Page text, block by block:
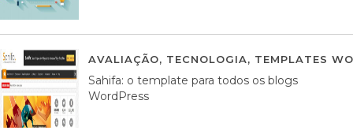
AVALIAÇÃO, TECNOLOGIA, TEMPLATES
Sahifa: o template para todos os blogs
WordPress